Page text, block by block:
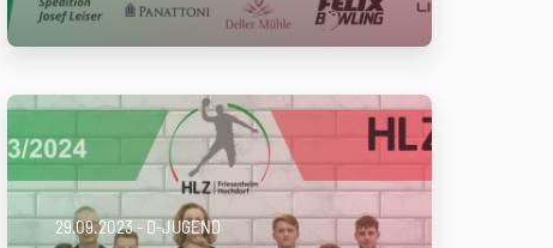
29.09.2023- D-JUGEND